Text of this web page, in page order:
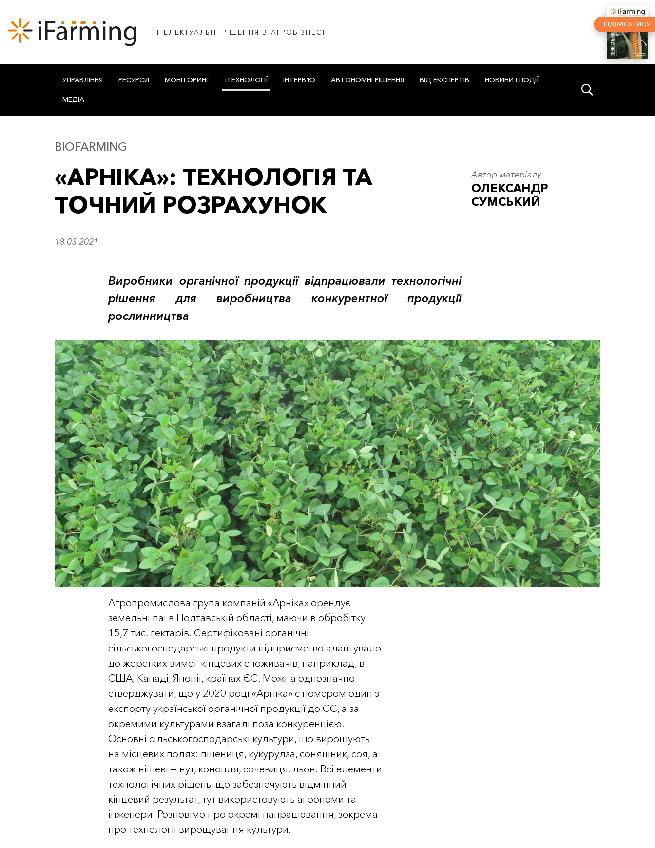
IНТЕЛЕКТУАЛЬНІ РІШЕННЯ В АГРОБІЗНЕСІ
ПІДПИСАТИСЯ
УПРАВЛІННЯ РЕСУРСИ МОНІТОРИНГ iТЕХНОЛОГІЇ ІНТЕРВ'Ю АВТОНОМНІ РІШЕННЯ ВІД ЕКСПЕРТІВ НОВИНИ І ПОДІЇ
МЕДІА
BIOFARMING
«АРНІКА»: ТЕХНОЛОГІЯ ТА
ТОЧНИЙ РОЗРАХУНОК
18.03.2021
Автор матеріалу
ОЛЕКСАНДР
СУМСЬКИЙ
Виробники органічної продукції відпрацювали технологічні
рішення для виробництва конкурентної продукції
рослинництва
Агропромислова група компаній «Арніка» орендує
земельні паї в Полтавській області, маючи в обробітку
15,7 тис. гектарів. Сертифіковані органічні
сільськогосподарські продукти підприємство адаптувало
до жорстких вимог кінцевих споживачів, наприклад, в
США, Канаді, Японії, країнах ЄС. Можна однозначно
стверджувати, що у 2020 році «Арніка» є номером один з
експорту української органічної продукції до ЄС, а за
окремими культурами взагалі поза конкуренцією.
Основні сільськогосподарські культури, що вирощують
на місцевих полях: пшениця, кукурудза, соняшник, соя, а
також нішеві — нут, конопля, сочевиця, льон. Всі елементи
технологічних рішень, що забезпечують відмінний
кінцевий результат, тут використовують агрономи та
інженери. Розповімо про окремі напрацювання, зокрема
про технології вирощування культури.